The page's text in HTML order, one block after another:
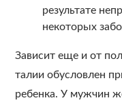
результате
некоторых
Зависит еще и от
талии обусловлен
ребенка. У мужчин